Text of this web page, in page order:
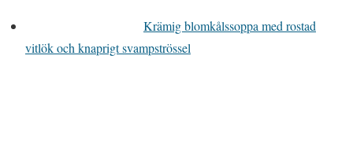
Krämig blomkålssoppa med rostad
vitlök och knaprigt svampströssel